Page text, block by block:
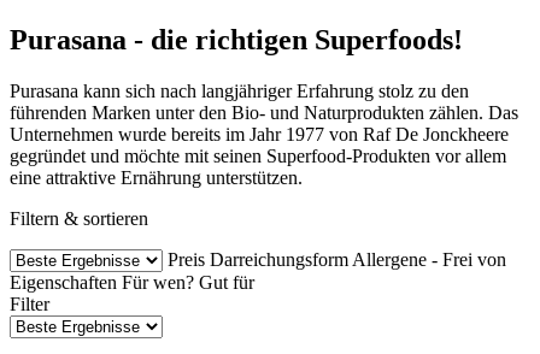
Purasana - die richtigen Superfoods!
Purasana kann sich nach langjähriger Erfahrung stolz zu den
führenden Marken unter den Bio- und Naturprodukten zählen. Das
Unternehmen wurde bereits im Jahr 1977 von Raf De Jonckheere
gegründet und möchte mit seinen Superfood-Produkten vor allem
eine attraktive Ernährung unterstützen.
Filtern & sortieren
Preis Darreichungsform Allergene - Frei von
Eigenschaften Für wen? Gut für
Filter